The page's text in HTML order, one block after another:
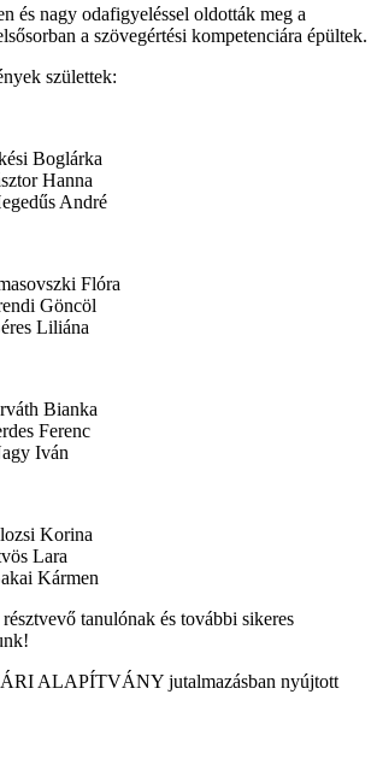
és nagy odafigyeléssel oldották meg a
a szövegértési kompetenciára épültek.
születtek:
Boglárka
Hanna
André
Flóra
Göncöl
Liliána
Bianka
Ferenc
Iván
Korina
Lara
Kármen
tanulónak és további sikeres
ALAPÍTVÁNY jutalmazásban nyújtott